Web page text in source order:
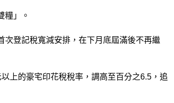
糧」。
登記稅寬減安排，在下月底屆滿後不再繼
上的豪宅印花稅稅率，調高至百分之6.5，追